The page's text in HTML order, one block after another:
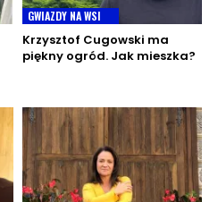
GWIAZDY NA WSI
Krzysztof Cugowski ma
piękny ogród. Jak mieszka?